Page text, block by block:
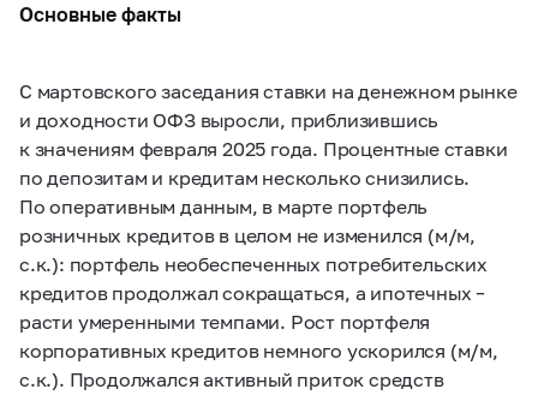
Основные факты
С мартовского заседания ставки на денежном рынке
и доходности ОФЗ выросли, приблизившись
к значениям февраля 2025 года. Процентные ставки
по депозитам и кредитам несколько снизились.
По оперативным данным, в марте портфель
розничных кредитов в целом не изменился (м/м,
с.к.): портфель необеспеченных потребительских
кредитов продолжал сокращаться, а ипотечных –
расти умеренными темпами. Рост портфеля
корпоративных кредитов немного ускорился (м/м,
с.к.). Продолжался активный приток средств